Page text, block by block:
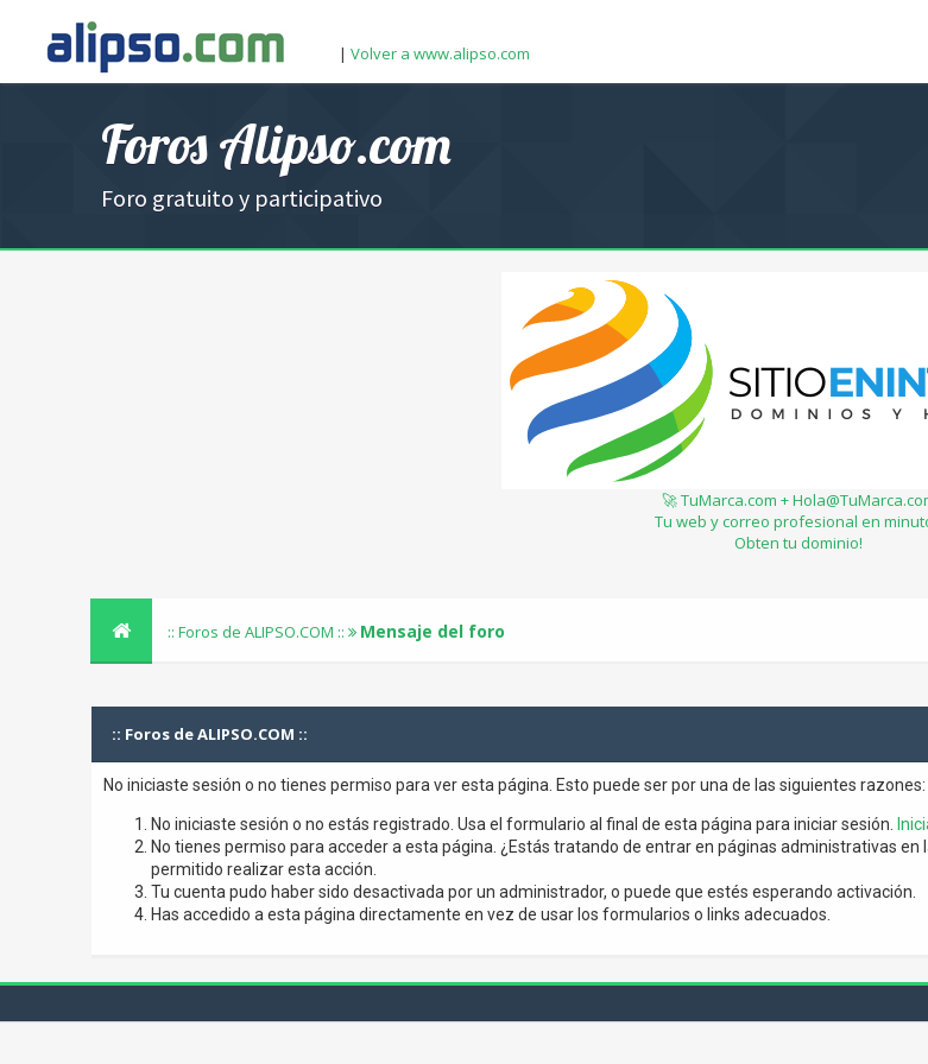
| Volver a www.alipso.com
Foros Alipso.com
Foro gratuito y participativo
🚀 TuMarca.com +
Tu web y correo profesional en
Obten tu dominio!
:: Foros de ALIPSO.COM :: Mensaje del foro
:: Foros de ALIPSO.COM ::
No iniciaste sesión o no tienes permiso para ver esta página. Esto puede ser por una de las siguientes razones:
No iniciaste sesión o no estás registrado. Usa el formulario al final de esta página para iniciar sesión.
No tienes permiso para acceder a esta página. ¿Estás tratando de entrar en páginas administrativas
permitido realizar esta acción.
Tu cuenta pudo haber sido desactivada por un administrador, o puede que estés esperando activación.
Has accedido a esta página directamente en vez de usar los formularios o links adecuados.